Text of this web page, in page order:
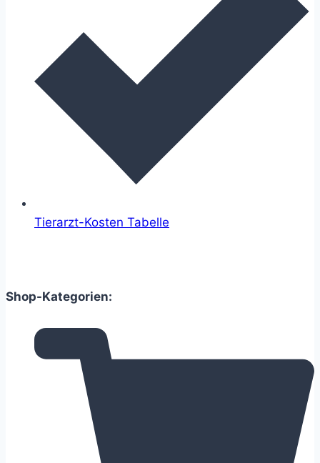
Tierarzt-Kosten Tabelle
Shop-Kategorien: